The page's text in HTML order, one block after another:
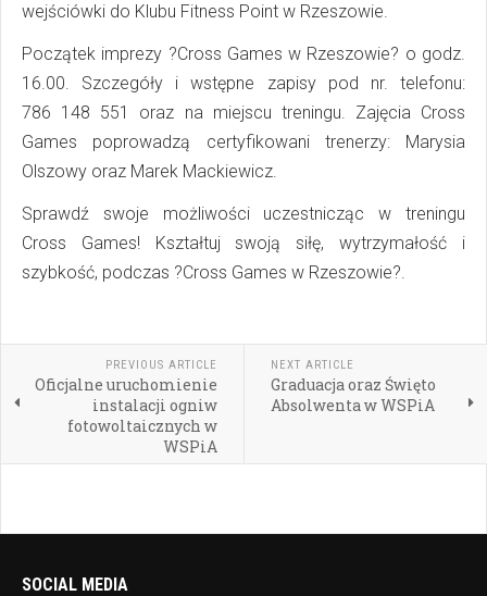
wejściówki do Klubu Fitness Point w Rzeszowie.
Początek imprezy ?Cross Games w Rzeszowie? o godz.
16.00. Szczegóły i wstępne zapisy pod nr. telefonu:
786 148 551 oraz na miejscu treningu. Zajęcia Cross
Games poprowadzą certyfikowani trenerzy: Marysia
Olszowy oraz Marek Mackiewicz.
Sprawdź swoje możliwości uczestnicząc w treningu
Cross Games! Kształtuj swoją siłę, wytrzymałość i
szybkość, podczas ?Cross Games w Rzeszowie?.
PREVIOUS ARTICLE
Oficjalne uruchomienie
instalacji ogniw
fotowoltaicznych w
WSPiA
NEXT ARTICLE
Graduacja oraz Święto
Absolwenta w WSPiA
SOCIAL MEDIA